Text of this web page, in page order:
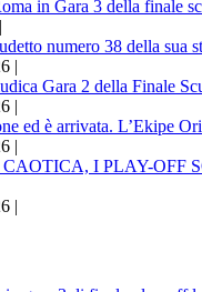
in Gara 3 della finale
|
|
|
|